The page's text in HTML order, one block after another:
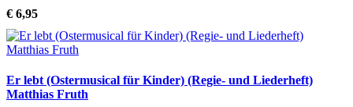
€ 6,95
Er lebt (Ostermusical für Kinder) (Regie- und Liederheft)
Matthias Fruth